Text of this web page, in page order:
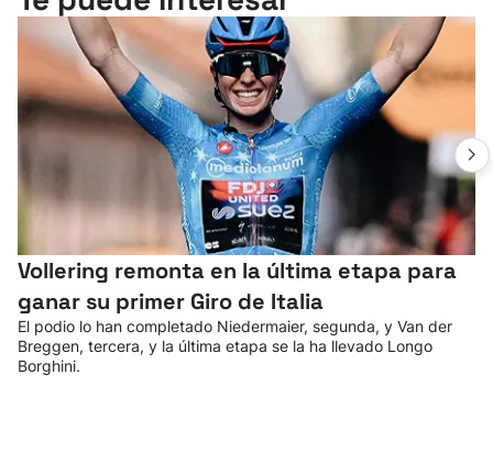
Vollering remonta en la última etapa para
ganar su primer Giro de Italia
El podio lo han completado Niedermaier, segunda, y Van der
Breggen, tercera, y la última etapa se la ha llevado Longo
Borghini.